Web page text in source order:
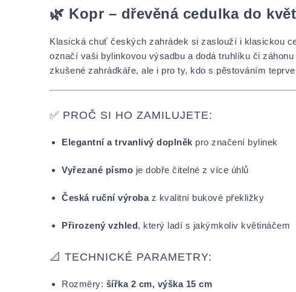
🌿 Kopr – dřevěná cedulka do
Klasická chuť českých zahrádek si zaslouží i klasickou
označí vaši bylinkovou výsadbu a dodá truhlíku či
zkušené zahrádkáře, ale i pro ty, kdo s pěstováním
✅ PROČ SI HO ZAMILUJETE:
Elegantní a trvanlivý doplněk pro značení bylinek
Vyřezané písmo je dobře čitelné z více úhlů
Česká ruční výroba z kvalitní bukové překližky
Přirozený vzhled, který ladí s jakýmkoliv květináčem
📐 TECHNICKÉ PARAMETRY:
Rozměry: šířka 2 cm, výška 15 cm